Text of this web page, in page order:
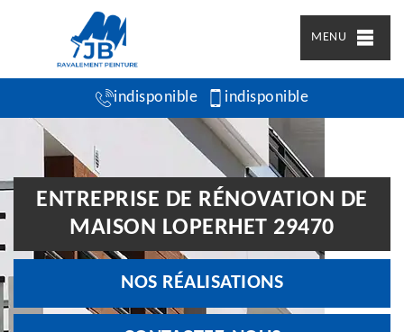
MENU
indisponible indisponible
ENTREPRISE DE RÉNOVATION DE
MAISON LOPERHET 29470
NOS RÉALISATIONS